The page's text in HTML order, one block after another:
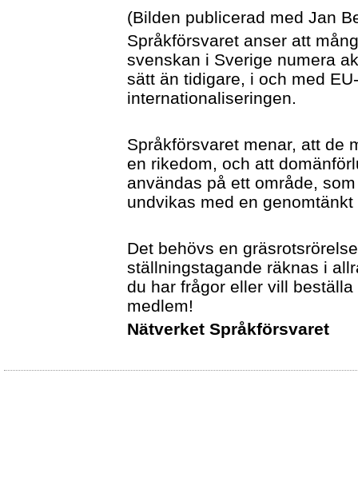
(Bilden publicerad med Jan
Språkförsvaret anser att
svenskan i Sverige numera
sätt än tidigare, i och med
internationaliseringen.
Språkförsvaret menar, att de
en rikedom, och att
användas på ett område,
undvikas med en
Det behövs en
ställningstagande räknas i
du har frågor eller vill
medlem!
Nätverket Språkförsvaret